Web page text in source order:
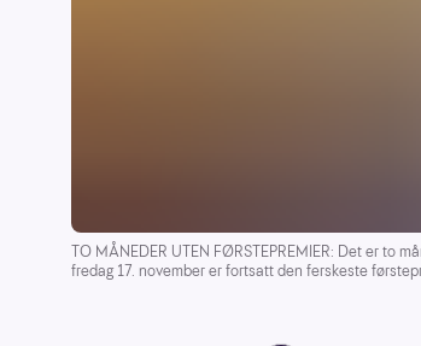
TO MÅNEDER UTEN FØRSTEPREMIER: Det er to
fredag 17. november er fortsatt den ferskeste